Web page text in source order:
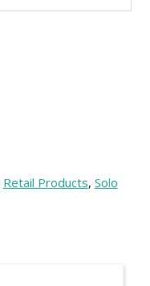
Retail Products, Solo